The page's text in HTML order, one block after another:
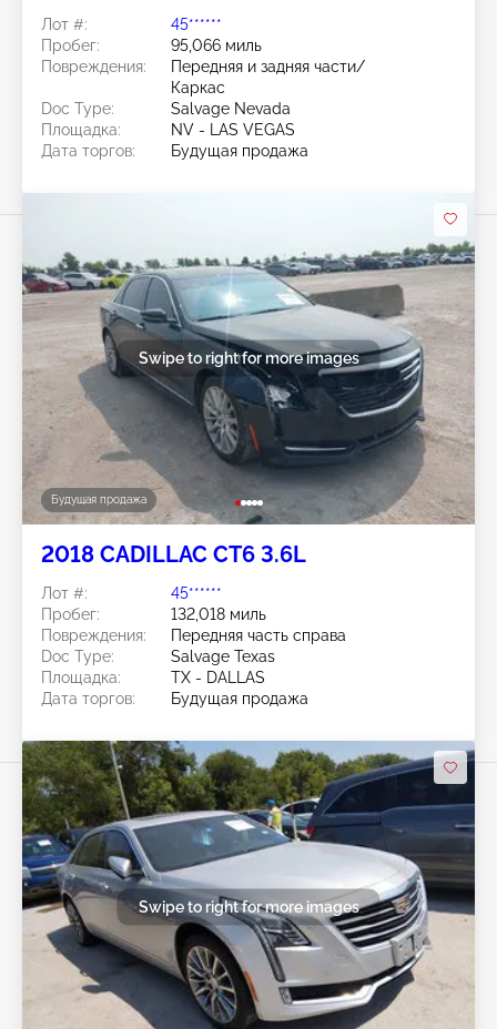
Лот #:
45******
Пробег:
95,066 миль
Повреждения:
Передняя и задняя части/
Каркас
Doc Type:
Salvage Nevada
Площадка:
NV - LAS VEGAS
Дата торгов:
Будущая продажа
Будущая продажа
Swipe to right for more images
2018 CADILLAC CT6 3.6L
Лот #:
45******
Пробег:
132,018 миль
Повреждения:
Передняя часть справа
Doc Type:
Salvage Texas
Площадка:
TX - DALLAS
Дата торгов:
Будущая продажа
Swipe to right for more images